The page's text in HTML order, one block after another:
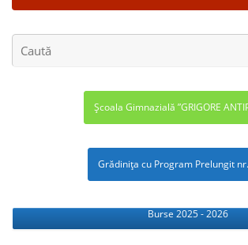
Școala Gimnazială ”GRIGORE
Grădinița cu Program Prelungit
Burse 2025 - 2026